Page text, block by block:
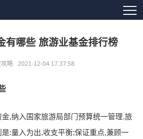
有哪些 旅游业基金排行榜
攻略 2021-12-04 17:37:58
,纳入国家旅游局部门预算统一管理.旅
:量入为出,收支平衡;保证重点,兼顾一